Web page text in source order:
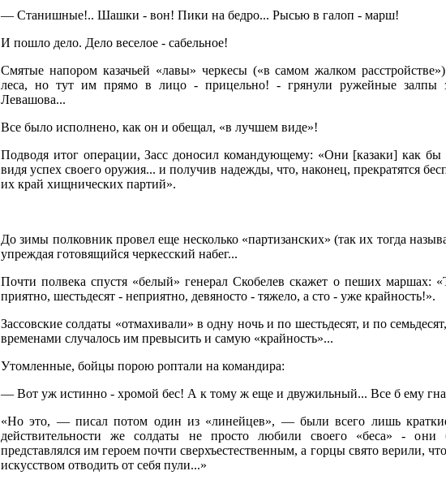
— Станишные!.. Шашки - вон! Пики на бедро... Рысью в галоп - марш!
И пошло дело. Дело веселое - сабельное!
Смятые напором казачьей «лавы» черкесы («в самом жалком
леса, но тут им прямо в лицо - прицельно! - грянули ружейные залпы
Левашова...
Все было исполнено, как он и обещал, «в лучшем виде»!
Подводя итог операции, Засс доносил командующему: «Они [казаки] как бы
видя успех своего оружия... и получив надежды, что, наконец, прекратятся
их край хищнических партий».
До зимы полковник провел еще несколько «партизанских» (так их тогда
упреждая готовящийся черкесский набег...
Почти полвека спустя «белый» генерал Скобелев скажет о пеших маршах:
приятно, шестьдесят - неприятно, девяносто - тяжело, а сто - уже крайность!».
Зассовские солдаты «отмахивали» в одну ночь и по шестьдесят, и по
временами случалось им превысить и самую «крайность»...
Утомленные, бойцы порою роптали на командира:
— Вот уж истинно - хромой бес! А к тому ж еще и двужильный... Все б ему
«Но это, — писал потом один из «линейцев», — были всего лишь
действительности же солдаты не просто любили своего «беса» - они
представлялся им героем почти сверхъестественным, а горцы свято верили,
искусством отводить от себя пули...»